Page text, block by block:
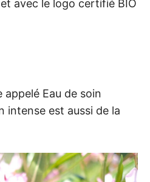
avec le logo certifié BIO
appelé Eau de soin
intense est aussi de la